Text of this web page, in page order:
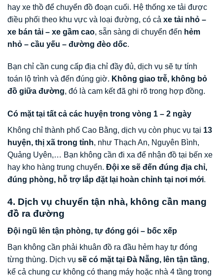
hay xe thồ để chuyển đồ đoạn cuối. Hệ thống xe tải được
điều phối theo khu vực và loại đường, có cả xe tải nhỏ –
xe bán tải – xe gầm cao, sẵn sàng di chuyển đến hẻm
nhỏ – cầu yếu – đường đèo dốc.
Bạn chỉ cần cung cấp địa chỉ đầy đủ, dịch vụ sẽ tự tính
toán lộ trình và đến đúng giờ. Không giao trễ, không bỏ
đồ giữa đường, đó là cam kết đã ghi rõ trong hợp đồng.
Có mặt tại tất cả các huyện trong vòng 1 – 2 ngày
Không chỉ thành phố Cao Bằng, dịch vụ còn phục vụ tại 13
huyện, thị xã trong tỉnh, như Thạch An, Nguyên Bình,
Quảng Uyên,… Bạn không cần đi xa để nhận đồ tại bến xe
hay kho hàng trung chuyển. Đội xe sẽ đến đúng địa chỉ,
đúng phòng, hỗ trợ lắp đặt lại hoàn chỉnh tại nơi mới.
4. Dịch vụ chuyển tận nhà, không cần mang
đồ ra đường
Đội ngũ lên tận phòng, tự đóng gói – bốc xếp
Bạn không cần phải khuân đồ ra đầu hẻm hay tự đóng
từng thùng. Dịch vụ sẽ có mặt tại Đà Nẵng, lên tận tầng,
kể cả chung cư không có thang máy hoặc nhà 4 tầng trong